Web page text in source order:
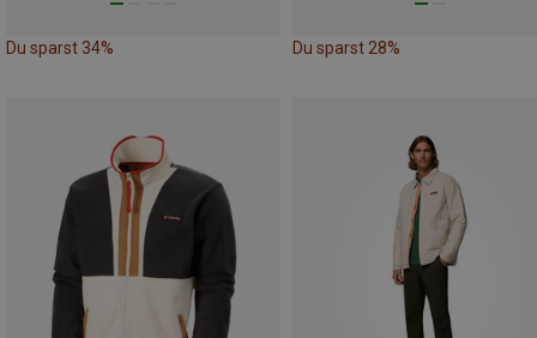
Du sparst 34% Du sparst 28%